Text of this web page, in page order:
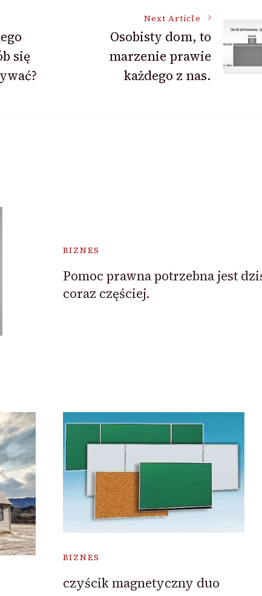
się
Next Article
Osobisty dom, to
marzenie prawie
każdego z nas.
BIZNES
Pomoc prawna potrzebna jest
coraz częściej.
BIZNES
czyścik magnetyczny duo